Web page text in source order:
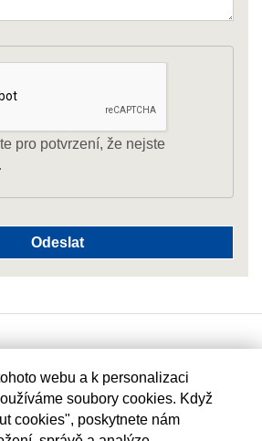
pro potvrzení, že nejste
webu a k personalizaci
soubory cookies. Když
cookies", poskytnete nám